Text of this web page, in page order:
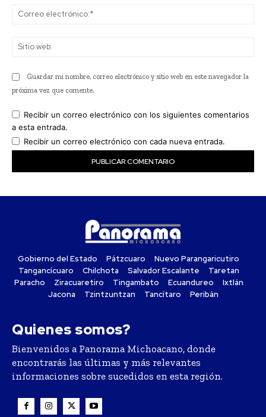
Guardar mi nombre, correo electrónico y sitio web en este navegador la
próxima vez que comente.
Recibir un correo electrónico con los siguientes comentarios
a esta entrada.
Recibir un correo electrónico con cada nueva entrada.
Gobierno del Estado Pátzcuaro
Nuevo Parangaricutiro
Tangancícuaro
Chilchota Salvador Escalante
Taretan
Paracho
Ziracuaretiro Tingambato Ecuandureo
Ixtlán
Jacona
Tzintzuntzan Tancítaro Peribán
Quienes somos?
Bienvenidos a Panorama Michoacano, donde
encontrarás las últimas y más relevantes
informaciones sobre sucedidos en esta región.